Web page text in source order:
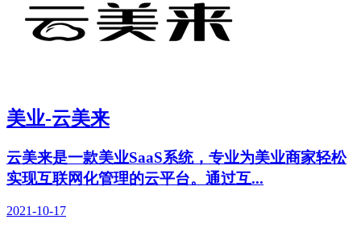
美业-云美来
云美来是一款美业SaaS系统，专业为美业商家轻松
实现互联网化管理的云平台。通过互...
2021-10-17